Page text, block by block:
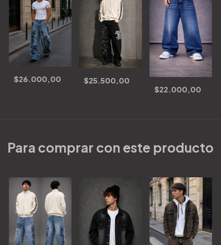
$26.000,00
$25.500,00
$22.000,00
Para comprar con este producto